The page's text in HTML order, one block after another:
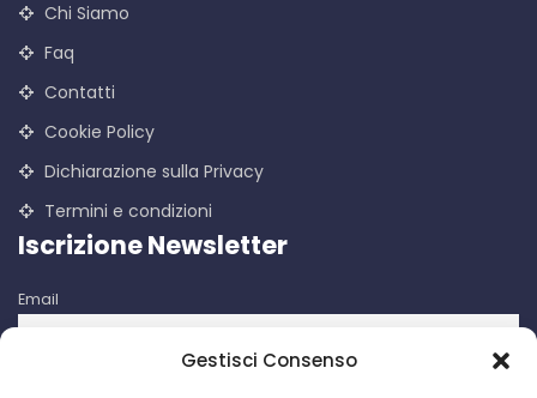
Gestisci Consenso
Chi Siamo
Faq
Contatti
Cookie Policy
Dichiarazione sulla Privacy
Termini e condizioni
Iscrizione Newsletter
Email